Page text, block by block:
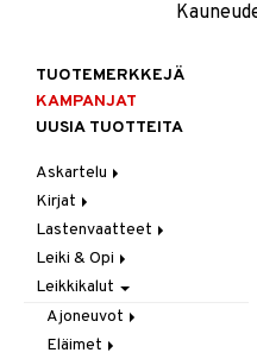
TUOTEMERKKEJÄ
KAMPANJAT
UUSIA TUOTTEITA
Askartelu
Askartelumateriaalit
Askartelusetti
Helmet
Koulutarvikkeet
Muovailuvaha
Piirrä ja maalaa
Kirjat
Askartelukirjat
Maalauskirjat
Päiväkirjat
Lastenvaatteet
Alaosat
Leggingsit
Alusvaatteet & Sukat
Kengät
Mekot
Leiki & Opi
Opetuslelut
Oppimispelit
Soittimet
Leikkikalut
Ajoneuvot
Autoradat
Eläimet